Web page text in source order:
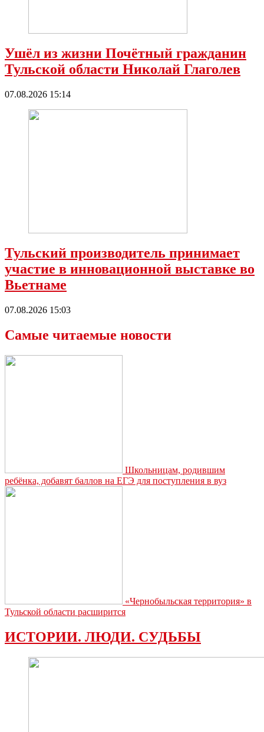
Ушёл из жизни Почётный гражданин
Тульской области Николай Глаголев
07.08.2026 15:14
Тульский производитель принимает
участие в инновационной выставке во
Вьетнаме
07.08.2026 15:03
Самые читаемые новости
Школьницам, родившим
ребёнка, добавят баллов на ЕГЭ для поступления в вуз
«Чернобыльская территория» в
Тульской области расширится
ИСТОРИИ. ЛЮДИ. СУДЬБЫ